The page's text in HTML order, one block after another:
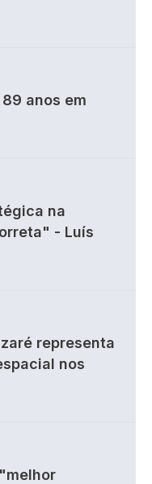
anos em
na
- Luís
representa
nos